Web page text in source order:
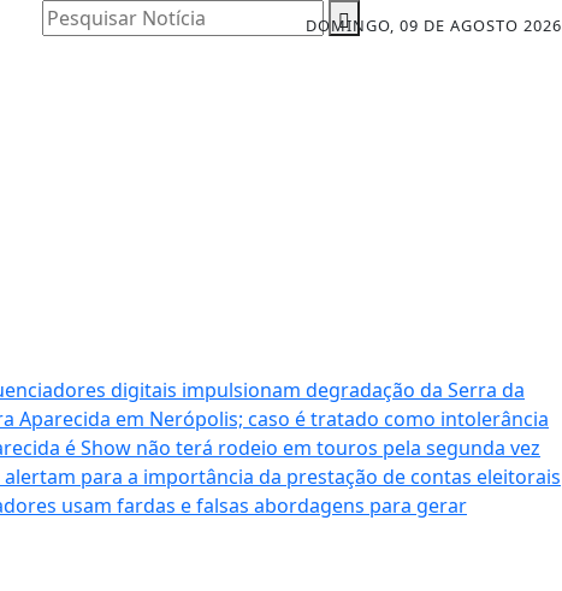
DOMINGO, 09 DE AGOSTO 2026
Pesquisar Notícia
digitais impulsionam degradação da Serra da
Aparecida em Nerópolis; caso é tratado como intolerância
é Show não terá rodeio em touros pela segunda vez
para a importância da prestação de contas eleitorais
usam fardas e falsas abordagens para gerar